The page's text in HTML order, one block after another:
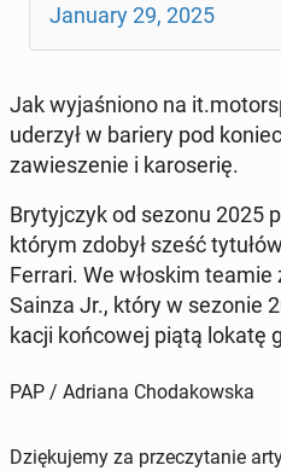
January 29, 2025
Jak wy­ja­śnio­no na
uderzył w bariery pod
za­wie­sze­nie i ka­ro­se­rię.
Bry­tyj­czyk od sezonu 2025
którym zdobył sześć
Ferrari. We włoskim
Sainza Jr., który w sezonie
ka­cji koń­co­wej piątą lokatę
PAP / Adriana Chodakowska
Dziękujemy za przeczytanie